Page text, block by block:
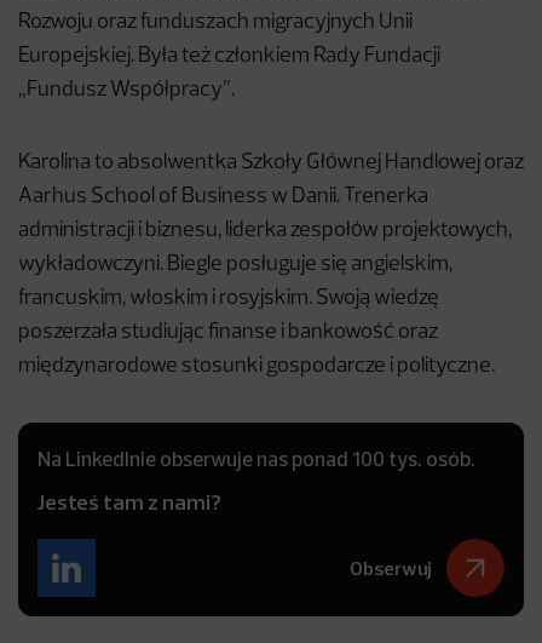
Rozwoju oraz funduszach migracyjnych Unii
Europejskiej. Była też członkiem Rady Fundacji
„Fundusz Współpracy”.
Karolina to absolwentka Szkoły Głównej Handlowej oraz
Aarhus School of Business w Danii. Trenerka
administracji i biznesu, liderka zespołów projektowych,
wykładowczyni. Biegle posługuje się angielskim,
francuskim, włoskim i rosyjskim. Swoją wiedzę
poszerzała studiując finanse i bankowość oraz
międzynarodowe stosunki gospodarcze i polityczne.
Na LinkedInie obserwuje nas ponad 100 tys. osób.
Jesteś tam z nami?
Obserwuj